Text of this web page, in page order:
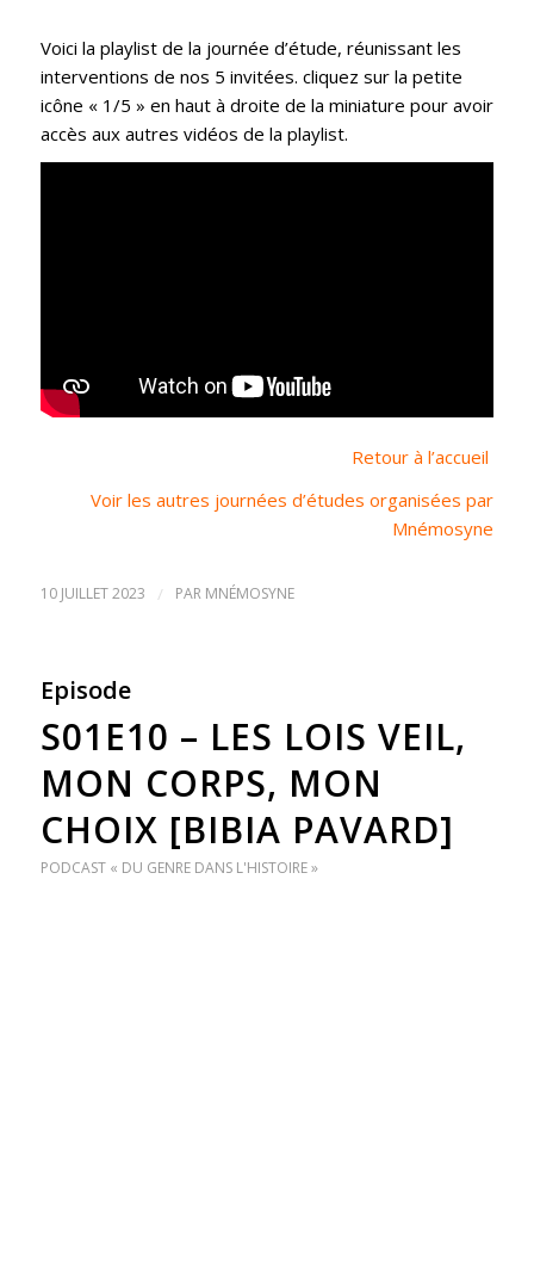
Voici la playlist de la journée d’étude, réunissant les
interventions de nos 5 invitées. cliquez sur la petite
icône « 1/5 » en haut à droite de la miniature pour avoir
accès aux autres vidéos de la playlist.
Retour à l’accueil
Voir les autres journées d’études organisées par
Mnémosyne
10 JUILLET 2023 / PAR MNÉMOSYNE
Episode
S01E10 – LES LOIS VEIL,
MON CORPS, MON
CHOIX [BIBIA PAVARD]
PODCAST « DU GENRE DANS L'HISTOIRE »